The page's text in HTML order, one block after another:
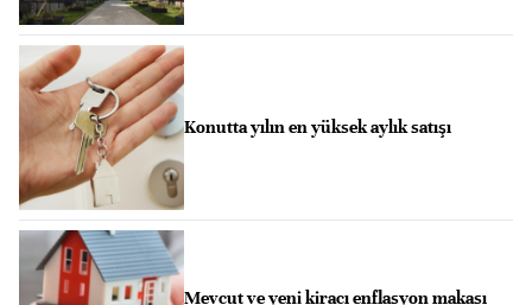
Konutta yılın en yüksek aylık satışı
Mevcut ve yeni kiracı enflasyon makası